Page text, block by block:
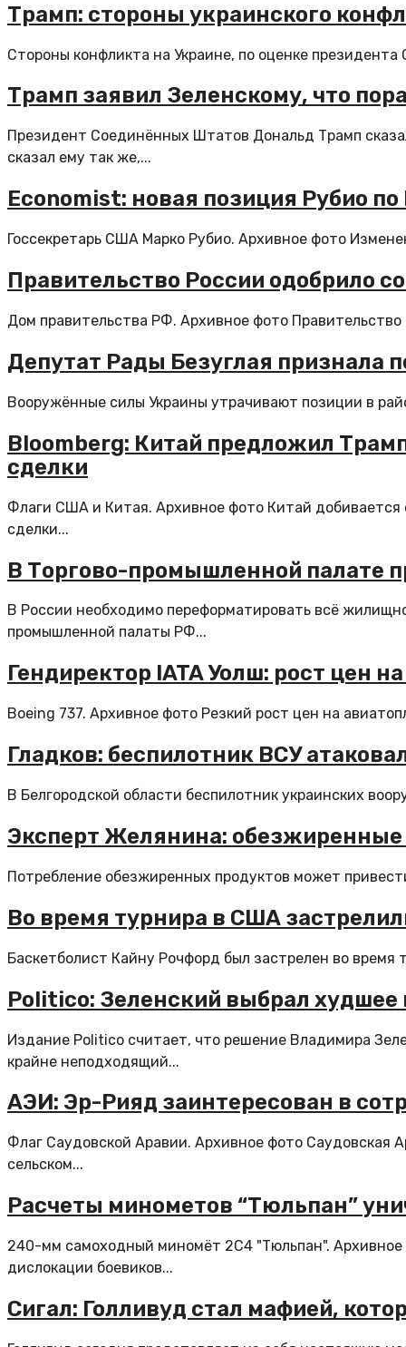
Трамп: стороны украинского
Стороны конфликта на Украине, по оценке
Трамп заявил Зеленскому, что
Президент Соединённых Штатов Дональд Трамп
сказал ему так же,...
Economist: новая позиция Рубио
Госсекретарь США Марко Рубио. Архивное фото
Правительство России одобрило
Дом правительства РФ. Архивное фото
Депутат Рады Безуглая признала
Вооружённые силы Украины утрачивают позиции в
Bloomberg: Китай предложил
сделки
Флаги США и Китая. Архивное фото Китай
сделки...
В Торгово-промышленной палате
В России необходимо переформатировать всё
промышленной палаты РФ...
Гендиректор IATA Уолш: рост цен
Boeing 737. Архивное фото Резкий рост цен на
Гладков: беспилотник ВСУ
В Белгородской области беспилотник украинских
Эксперт Желянина: обезжиренные
Потребление обезжиренных продуктов может
Во время турнира в США
Баскетболист Кайну Рочфорд был застрелен во
Politico: Зеленский выбрал
Издание Politico считает, что решение Владимира
крайне неподходящий...
АЭИ: Эр-Рияд заинтересован в
Флаг Саудовской Аравии. Архивное фото Саудовская
сельском...
Расчеты минометов “Тюльпан”
240-мм самоходный миномёт 2С4 "Тюльпан".
дислокации боевиков...
Сигал: Голливуд стал мафией,